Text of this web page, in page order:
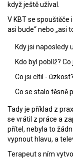
když ještě užíval.
V KBT se
asi bude“ nebo „asi
Kdy jsi naposledy
Kdo byl poblíž?
Co jsi cítil -
Co se stalo těsně
Tady je příklad z
se vrátil z práce a
přítel, nebyla to
vypnout hlavu, a
Terapeut s ním